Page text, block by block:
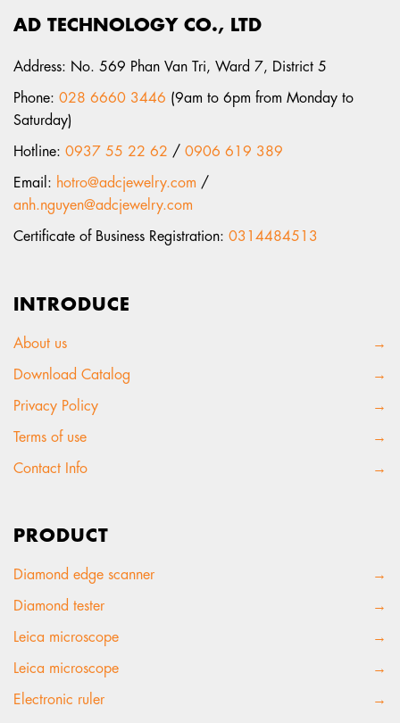
AD TECHNOLOGY CO., LTD
Address: No. 569 Phan Van Tri, Ward 7, District 5
Phone: 028 6660 3446 (9am to 6pm from Monday to
Saturday)
Hotline: 0937 55 22 62 / 0906 619 389
Email: hotro@adcjewelry.com /
anh.nguyen@adcjewelry.com
Certificate of Business Registration: 0314484513
INTRODUCE
About us
→
Download Catalog
→
Privacy Policy
→
Terms of use
→
Contact Info
→
PRODUCT
Diamond edge scanner
→
Diamond tester
→
Leica microscope
→
Leica microscope
→
Electronic ruler
→